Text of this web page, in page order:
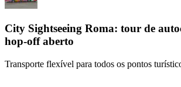
City Sightseeing Roma: tour de
hop-off aberto
Transporte flexível para todos os pontos